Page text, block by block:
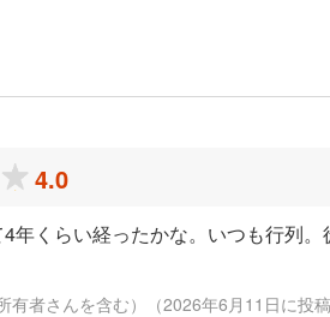
4.0
年くらい経ったかな。いつも行列
者さんを含む）（2026年6月11日に投稿